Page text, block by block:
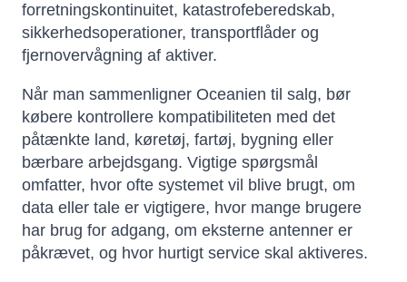
forretningskontinuitet, katastrofeberedskab,
sikkerhedsoperationer, transportflåder og
fjernovervågning af aktiver.
Når man sammenligner Oceanien til salg, bør
købere kontrollere kompatibiliteten med det
påtænkte land, køretøj, fartøj, bygning eller
bærbare arbejdsgang. Vigtige spørgsmål
omfatter, hvor ofte systemet vil blive brugt, om
data eller tale er vigtigere, hvor mange brugere
har brug for adgang, om eksterne antenner er
påkrævet, og hvor hurtigt service skal aktiveres.